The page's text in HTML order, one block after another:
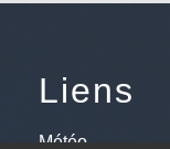
Liens
Météo